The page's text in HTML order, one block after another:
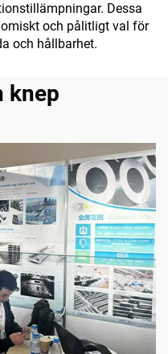
Dessa
och pålitligt val för
och hållbarhet.
knep